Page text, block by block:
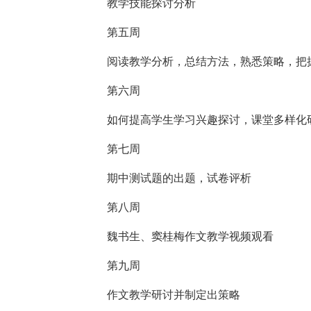
教学技能探讨分析
第五周
阅读教学分析，总结方法，熟悉策略，把
第六周
如何提高学生学习兴趣探讨，课堂多样化
第七周
期中测试题的出题，试卷评析
第八周
魏书生、窦桂梅作文教学视频观看
第九周
作文教学研讨并制定出策略